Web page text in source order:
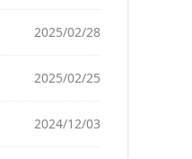
2025/02/28
2025/02/25
2024/12/03